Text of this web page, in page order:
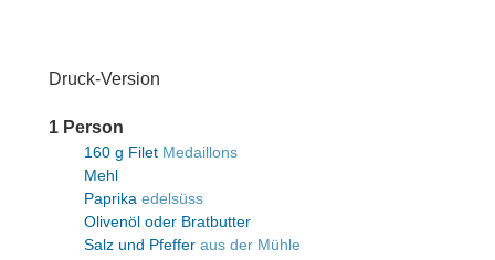
Druck-Version
1 Person
160 g Filet Medaillons
Mehl
Paprika edelsüss
Olivenöl oder Bratbutter
Salz und Pfeffer aus der Mühle